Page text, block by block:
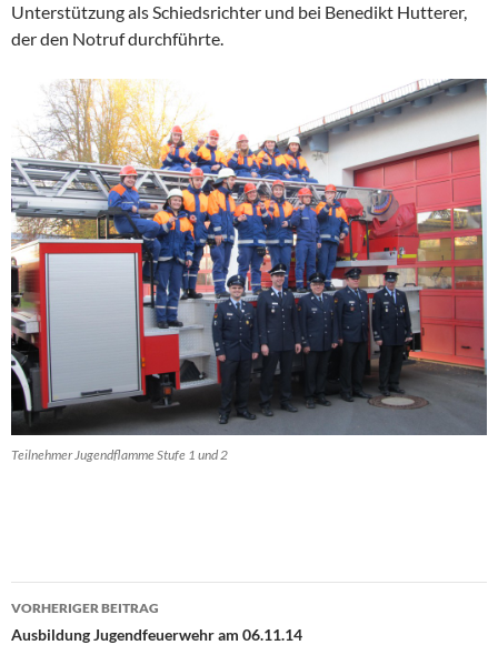
Unterstützung als Schiedsrichter und bei Benedikt Hutterer,
der den Notruf durchführte.
Teilnehmer Jugendflamme Stufe 1 und 2
Beitragsnavigation
VORHERIGER BEITRAG
Ausbildung Jugendfeuerwehr am 06.11.14